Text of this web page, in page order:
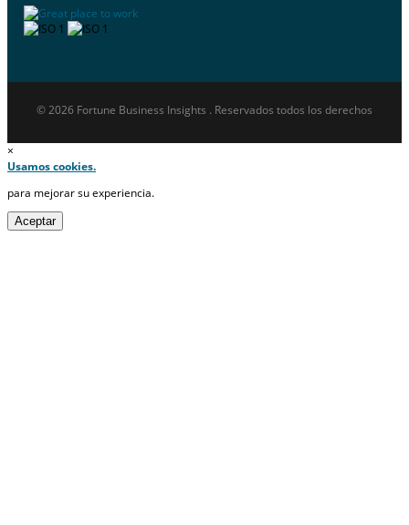
© 2026 Fortune Business Insights . Reservados todos los derechos
×
Usamos cookies.
para mejorar su experiencia.
Aceptar